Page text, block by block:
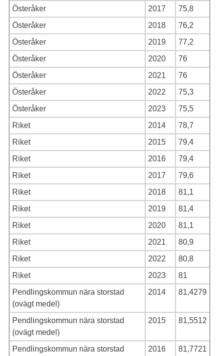
Österåker
2017
75,8
Österåker
2018
76,2
Österåker
2019
77,2
Österåker
2020
76
Österåker
2021
76
Österåker
2022
75,3
Österåker
2023
75,5
Riket
2014
78,7
Riket
2015
79,4
Riket
2016
79,4
Riket
2017
79,6
Riket
2018
81,1
Riket
2019
81,4
Riket
2020
81,1
Riket
2021
80,9
Riket
2022
80,8
Riket
2023
81
Pendlingskommun nära storstad
(ovägt medel)
2014 81,4279
Pendlingskommun nära storstad
(ovägt medel)
2015 81,5512
Pendlingskommun nära storstad
2016 81,7721